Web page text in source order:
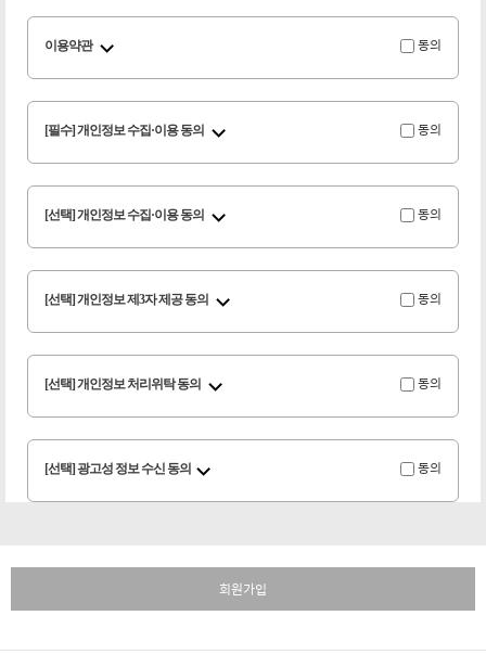
이용약관 동의
[필수] 개인정보 수집·이용 동의 동의
[선택] 개인정보 수집·이용 동의 동의
[선택] 개인정보 제3자 제공 동의 동의
[선택] 개인정보 처리위탁 동의 동의
[선택] 광고성 정보 수신 동의 동의
회원가입